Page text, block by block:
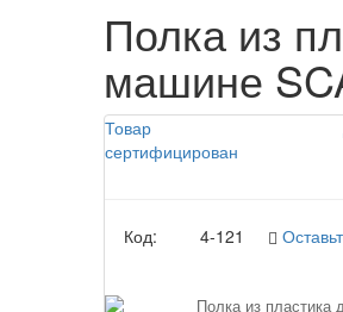
Полка из
машине
Товар
сертифицирован
Код: 4-121